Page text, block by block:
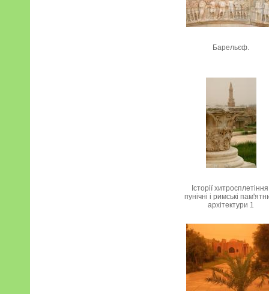
Барельєф.
Історії
пунічні і римські
архітектури 1